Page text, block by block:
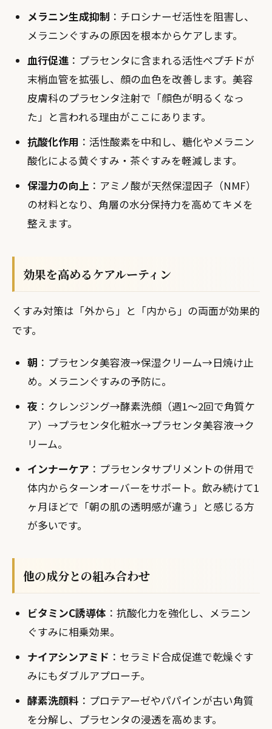
メラニン生成抑制 ：チロシナーゼ活性を阻害し、
メラニンぐすみの原因を根本からケアします。
血行促進 ：プラセンタに含まれる活性ペプチドが
末梢血管を拡張し、顔の血色を改善します。美容
皮膚科のプラセンタ注射で「顔色が明るくなっ
た」と言われる理由がここにあります。
抗酸化作用 ：活性酸素を中和し、糖化やメラニン
酸化による黄ぐすみ・茶ぐすみを軽減します。
保湿力の向上 ：アミノ酸が天然保湿因子（NMF）
の材料となり、角層の水分保持力を高めてキメを
整えます。
効果を高めるケアルーティン
くすみ対策は「外から」と「内から」の両面が効果的
です。
朝 ：プラセンタ美容液→保湿クリーム→日焼け止
め。メラニンぐすみの予防に。
夜 ：クレンジング→酵素洗顔（週1〜2回で角質ケ
ア）→プラセンタ化粧水→プラセンタ美容液→ク
リーム。
インナーケア ：プラセンタサプリメントの併用で
体内からターンオーバーをサポート。飲み続けて1
ヶ月ほどで「朝の肌の透明感が違う」と感じる方
が多いです。
他の成分との組み合わせ
ビタミンC誘導体 ：抗酸化力を強化し、メラニン
ぐすみに相乗効果。
ナイアシンアミド ：セラミド合成促進で乾燥ぐす
みにもダブルアプローチ。
酵素洗顔料 ：プロテアーゼやパパインが古い角質
を分解し、プラセンタの浸透を高めます。